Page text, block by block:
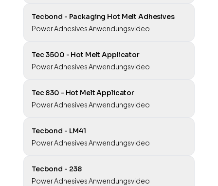
Tecbond - Packaging Hot Melt Adhesives
Power Adhesives Anwendungsvideo
Tec 3500 - Hot Melt Applicator
Power Adhesives Anwendungsvideo
Tec 830 - Hot Melt Applicator
Power Adhesives Anwendungsvideo
Tecbond - LM41
Power Adhesives Anwendungsvideo
Tecbond - 238
Power Adhesives Anwendungsvideo